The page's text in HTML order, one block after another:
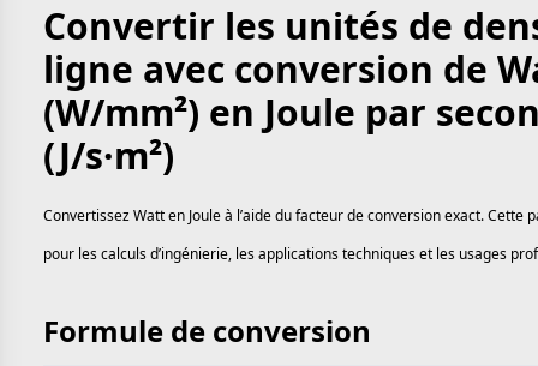
Convertir les unités de
ligne avec conversion de
(W/mm²) en Joule par
(J/s·m²)
Convertissez Watt en Joule à l’aide du facteur de conversion exact.
pour les calculs d’ingénierie, les applications techniques et les usages
Formule de conversion